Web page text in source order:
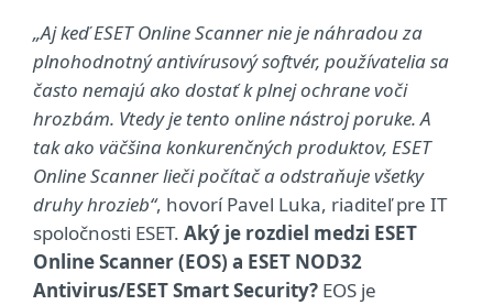
„Aj keď ESET Online Scanner nie je náhradou za
plnohodnotný antivírusový softvér, používatelia sa
často nemajú ako dostať k plnej ochrane voči
hrozbám. Vtedy je tento online nástroj poruke. A
tak ako väčšina konkurenčných produktov, ESET
Online Scanner lieči počítač a odstraňuje všetky
druhy hrozieb“, hovorí Pavel Luka, riaditeľ pre IT
spoločnosti ESET. Aký je rozdiel medzi ESET
Online Scanner (EOS) a ESET NOD32
Antivirus/ESET Smart Security? EOS je